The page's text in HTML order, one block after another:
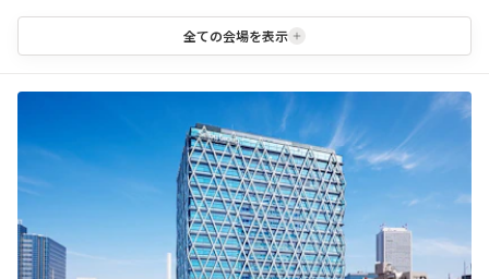
全ての会場を表示